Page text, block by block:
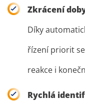
Zkrácení
Díky
řízení priorit
reakce i
Rychlá